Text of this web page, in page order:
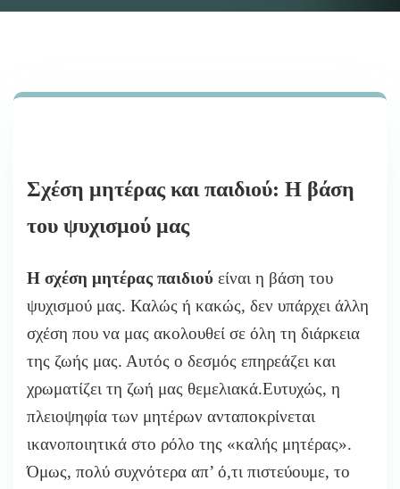
ΦΡΟΝΤΊΖΕΙ
Σχέση μητέρας και παιδιού: Η βάση
του ψυχισμού μας
Η σχέση μητέρας παιδιού είναι η βάση του
ψυχισμού μας. Καλώς ή κακώς, δεν υπάρχει άλλη
σχέση που να μας ακολουθεί σε όλη τη διάρκεια
της ζωής μας. Αυτός ο δεσμός επηρεάζει και
χρωματίζει τη ζωή μας θεμελιακά.Ευτυχώς, η
πλειοψηφία των μητέρων ανταποκρίνεται
ικανοποιητικά στο ρόλο της «καλής μητέρας».
Όμως, πολύ συχνότερα απ’ ό,τι πιστεύουμε, το